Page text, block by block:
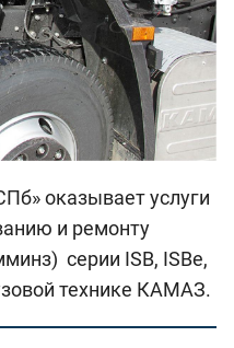
оказывает услуги
и ремонту
серии ISB, ISBe,
технике КАМАЗ.